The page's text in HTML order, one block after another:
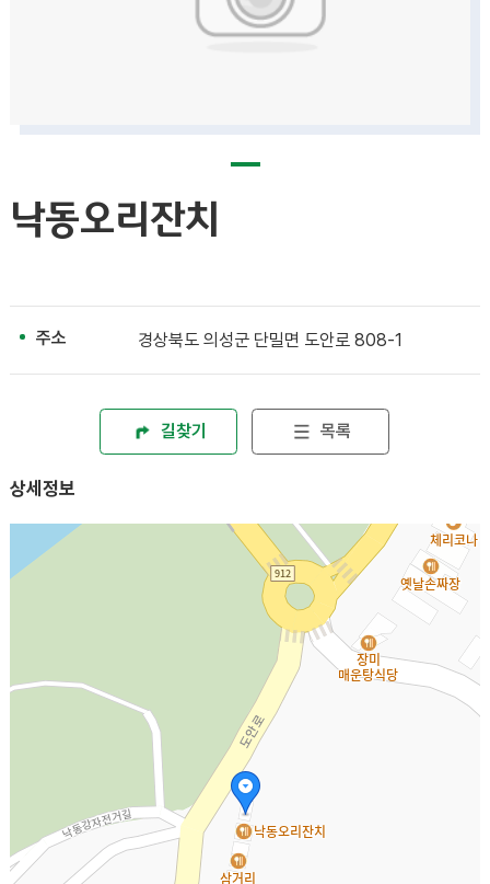
낙동오리잔치
주소 경상북도 의성군 단밀면 도안로 808-1
길찾기 목록
상세정보